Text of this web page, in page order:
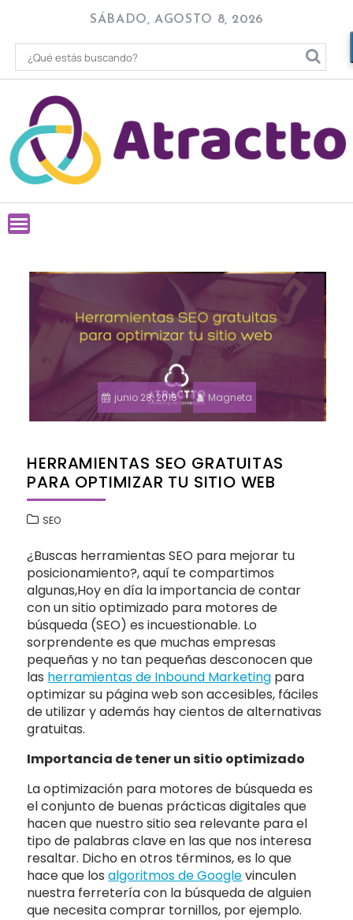
content
SÁBADO, AGOSTO 8, 2026
junio 28, 2018 Magneta
HERRAMIENTAS SEO GRATUITAS
PARA OPTIMIZAR TU SITIO WEB
SEO
¿Buscas herramientas SEO para mejorar tu
posicionamiento?, aquí te compartimos
algunas,Hoy en día la importancia de contar
con un sitio optimizado para motores de
búsqueda (SEO) es incuestionable. Lo
sorprendente es que muchas empresas
pequeñas y no tan pequeñas desconocen que
las herramientas de Inbound Marketing para
optimizar su página web son accesibles, fáciles
de utilizar y además hay cientos de alternativas
gratuitas.
Importancia de tener un sitio optimizado
La optimización para motores de búsqueda es
el conjunto de buenas prácticas digitales que
hacen que nuestro sitio sea relevante para el
tipo de palabras clave en las que nos interesa
resaltar. Dicho en otros términos, es lo que
hace que losalgoritmos de Googlevinculen
nuestra ferretería con la búsqueda de alguien
que necesita comprar tornillos, por ejemplo.